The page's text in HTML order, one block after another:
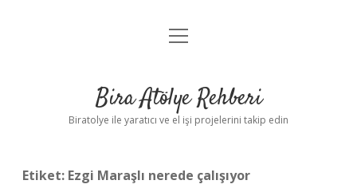
Anasayfa
Yasal Uyarı
menüyü
Bira Atölye Rehberi
Biratolye ile yaratıcı ve el işi projelerini takip edin
Etiket: Ezgi Maraşlı nerede çalışıyor